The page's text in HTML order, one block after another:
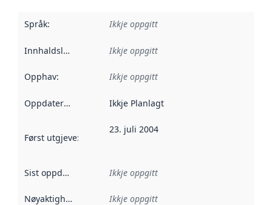
Språk: Ikkje oppgitt
Innhaldsleverandørar :
Ikkje oppgitt
Opphav: Ikkje oppgitt
Oppdateringsfrekvens :
Ikkje Planlagt
Først utgjeve: Denne datoen seier når dataa i dette
23. juli 2004
Sist oppdatert Ikkje oppgitt
Nøyaktigheit Ikkje oppgitt